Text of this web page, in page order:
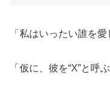
「私はいったい誰を
「仮に、彼を“X”と呼